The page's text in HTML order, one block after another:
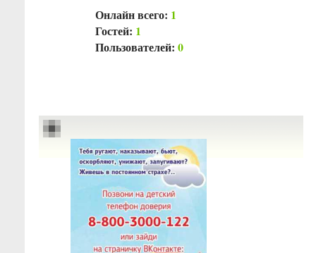
Онлайн всего: 1
Гостей: 1
Пользователей: 0